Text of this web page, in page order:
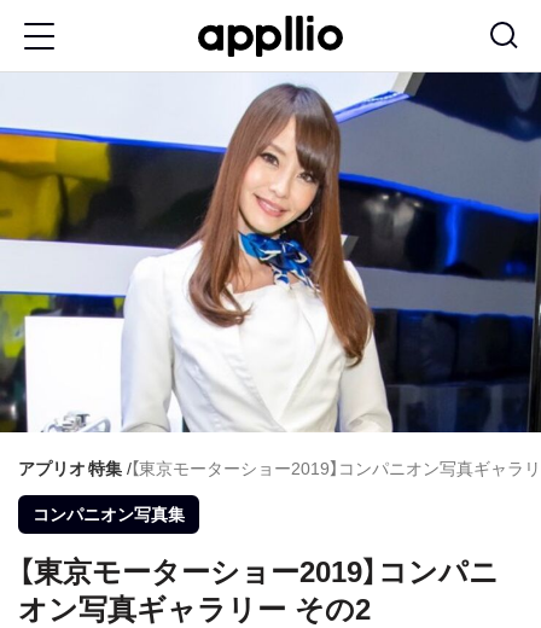
コ
ン
テ
ツ
に
移
動
アプリオ特集 【東京モーターショー2019】コンパニオン写真ギャラ
コンパニオン写真集
【東京モーターショー2019】コンパニ
オン写真ギャラリー その2